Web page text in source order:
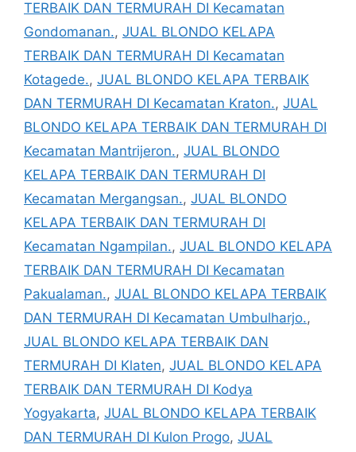
TERBAIK DAN TERMURAH DI Kecamatan
Gondomanan., JUAL BLONDO KELAPA
TERBAIK DAN TERMURAH DI Kecamatan
Kotagede., JUAL BLONDO KELAPA TERBAIK
DAN TERMURAH DI Kecamatan Kraton., JUAL
BLONDO KELAPA TERBAIK DAN TERMURAH DI
Kecamatan Mantrijeron., JUAL BLONDO
KELAPA TERBAIK DAN TERMURAH DI
Kecamatan Mergangsan., JUAL BLONDO
KELAPA TERBAIK DAN TERMURAH DI
Kecamatan Ngampilan., JUAL BLONDO KELAPA
TERBAIK DAN TERMURAH DI Kecamatan
Pakualaman., JUAL BLONDO KELAPA TERBAIK
DAN TERMURAH DI Kecamatan Umbulharjo.,
JUAL BLONDO KELAPA TERBAIK DAN
TERMURAH DI Klaten, JUAL BLONDO KELAPA
TERBAIK DAN TERMURAH DI Kodya
Yogyakarta, JUAL BLONDO KELAPA TERBAIK
DAN TERMURAH DI Kulon Progo, JUAL